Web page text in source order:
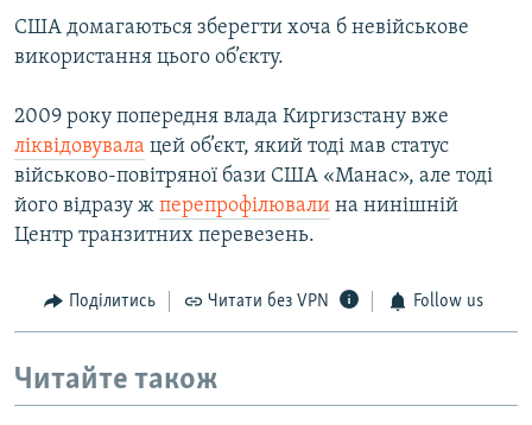
США домагаються зберегти хоча б невійськове
використання цього об’єкту.
2009 року попередня влада Киргизстану вже
ліквідовувала цей об’єкт, який тоді мав статус
військово-повітряної бази США «Манас», але тоді
його відразу ж перепрофілювали на нинішній
Центр транзитних перевезень.
Поділитись Читати без VPN Follow us
Читайте також